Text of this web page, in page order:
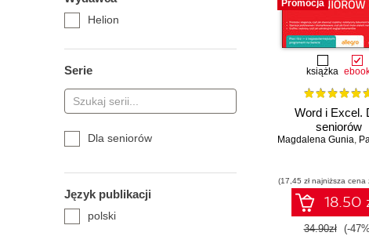
Helion
Serie
Dla seniorów
Język publikacji
polski
Promocja
książka
Word i Excel.
seniorów
Magdalena Gunia,
(17,45 zł najniższa cena
18.50
34.90zł (-